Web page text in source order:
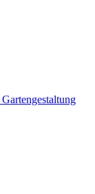
Gartengestaltung